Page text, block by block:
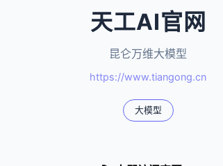
天工AI官网
昆仑万维大模型
https://www.tiangong.cn
大模型